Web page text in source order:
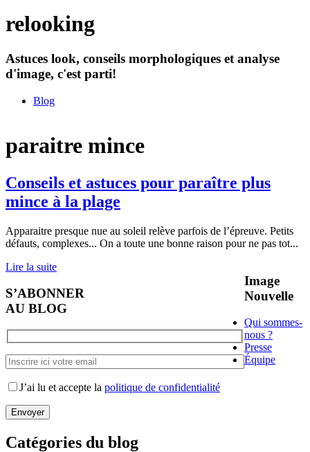
relooking
Astuces look, conseils morphologiques et analyse
d'image, c'est parti!
Blog
paraitre mince
Conseils et astuces pour paraître plus
mince à la plage
Apparaitre presque nue au soleil relève parfois de l’épreuve. Petits
défauts, complexes... On a toute une bonne raison pour ne pas tot...
Lire la suite
S’ABONNER
AU BLOG
J’ai lu et accepte la politique de confidentialité
Catégories du blog
Image
Nouvelle
Qui sommes-
nous ?
Presse
Équipe